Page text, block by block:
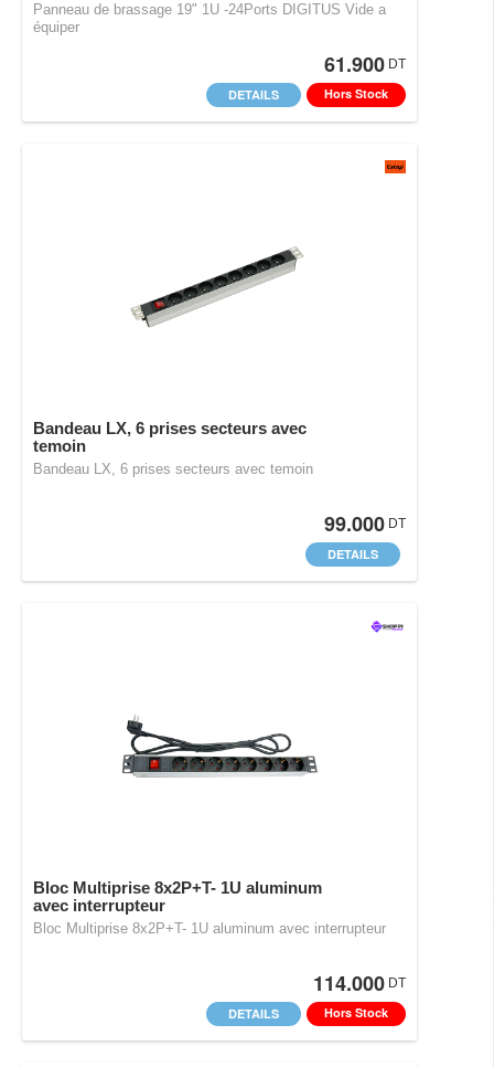
Panneau de brassage 19" 1U -24Ports DIGITUS Vide a
équiper
61.900 DT
Hors Stock
DETAILS
Bandeau LX, 6 prises secteurs avec
temoin
Bandeau LX, 6 prises secteurs avec temoin
99.000 DT
DETAILS
Bloc Multiprise 8x2P+T- 1U aluminum
avec interrupteur
Bloc Multiprise 8x2P+T- 1U aluminum avec interrupteur
114.000 DT
Hors Stock
DETAILS